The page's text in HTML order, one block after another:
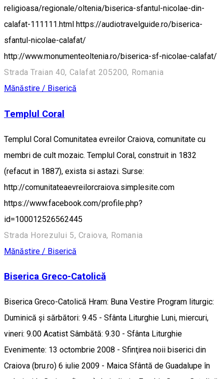
religioasa/regionale/oltenia/biserica-sfantul-nicolae-din-
calafat-111111.html https://audiotravelguide.ro/biserica-
sfantul-nicolae-calafat/
http://www.monumenteoltenia.ro/biserica-sf-nicolae-calafat/
Strada Traian 40, Calafat 205200, Romania
Mănăstire / Biserică
Templul Coral
Templul Coral Comunitatea evreilor Craiova, comunitate cu
membri de cult mozaic. Templul Coral, construit in 1832
(refacut in 1887), exista si astazi. Surse:
http://comunitateaevreilorcraiova.simplesite.com
https://www.facebook.com/profile.php?
id=100012526562445
Strada Horezului 5, Craiova, Romania
Mănăstire / Biserică
Biserica Greco-Catolică
Biserica Greco-Catolică Hram: Buna Vestire Program liturgic:
Duminică și sărbători: 9.45 - Sfânta Liturghie Luni, miercuri,
vineri: 9.00 Acatist Sâmbătă: 9.30 - Sfânta Liturghie
Evenimente: 13 octombrie 2008 - Sfinţirea noii biserici din
Craiova (bru.ro) 6 iulie 2009 - Maica Sfântă de Guadalupe în